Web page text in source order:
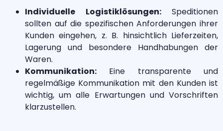
Individuelle Logistiklösungen:Speditionen
sollten auf die spezifischen Anforderungen ihrer
Kunden eingehen, z. B. hinsichtlich Lieferzeiten,
Lagerung und besondere Handhabungen der
Waren.
Kommunikation: Eine transparente und
regelmäßige Kommunikation mit den Kunden ist
wichtig, um alle Erwartungen und Vorschriften
klarzustellen.